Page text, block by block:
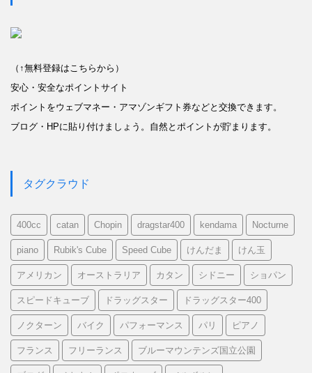
（↑無料登録はこちらから）
安心・安全なポイントサイト
ポイントをウェブマネー・アマゾンギフト券などと交換できます。
ブログ・HPに貼り付けましょう。自然とポイントが貯まります。
タグクラウド
400cc catan Chopin dragstar400 kendama Nocturne
piano Rubik's Cube Speed Cube けんだま けん玉
アメリカン オーストラリア カタン シドニー ショパン
スピードキューブ ドラッグスター ドラッグスター400
ノクターン バイク パフォーマンス パリ ピアノ
フランス フリーランス ブルーマウンテンズ国立公園